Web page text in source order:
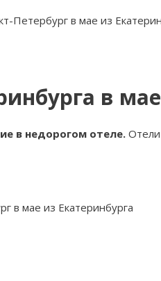
Петербург в мае из
в мае
в недорогом отеле.